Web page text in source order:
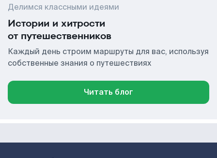
Делимся классными идеями
Истории и хитрости
от путешественников
Каждый день строим маршруты для вас, используя
собственные знания о путешествиях
Читать блог